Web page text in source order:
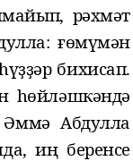
рәхмәт
ғөмүмән
бихисап.
һөйләшкәндә
Абдулла
иң беренсе